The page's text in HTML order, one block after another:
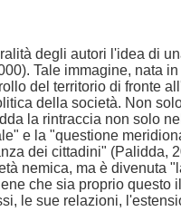
degli autori l'idea di
Tale immagine, nata
del territorio di fronte
della società. Non
la rintraccia non solo
e la "questione
dei cittadini" (Palidda,
nemica, ma è divenuta
che sia proprio questo
le sue relazioni,